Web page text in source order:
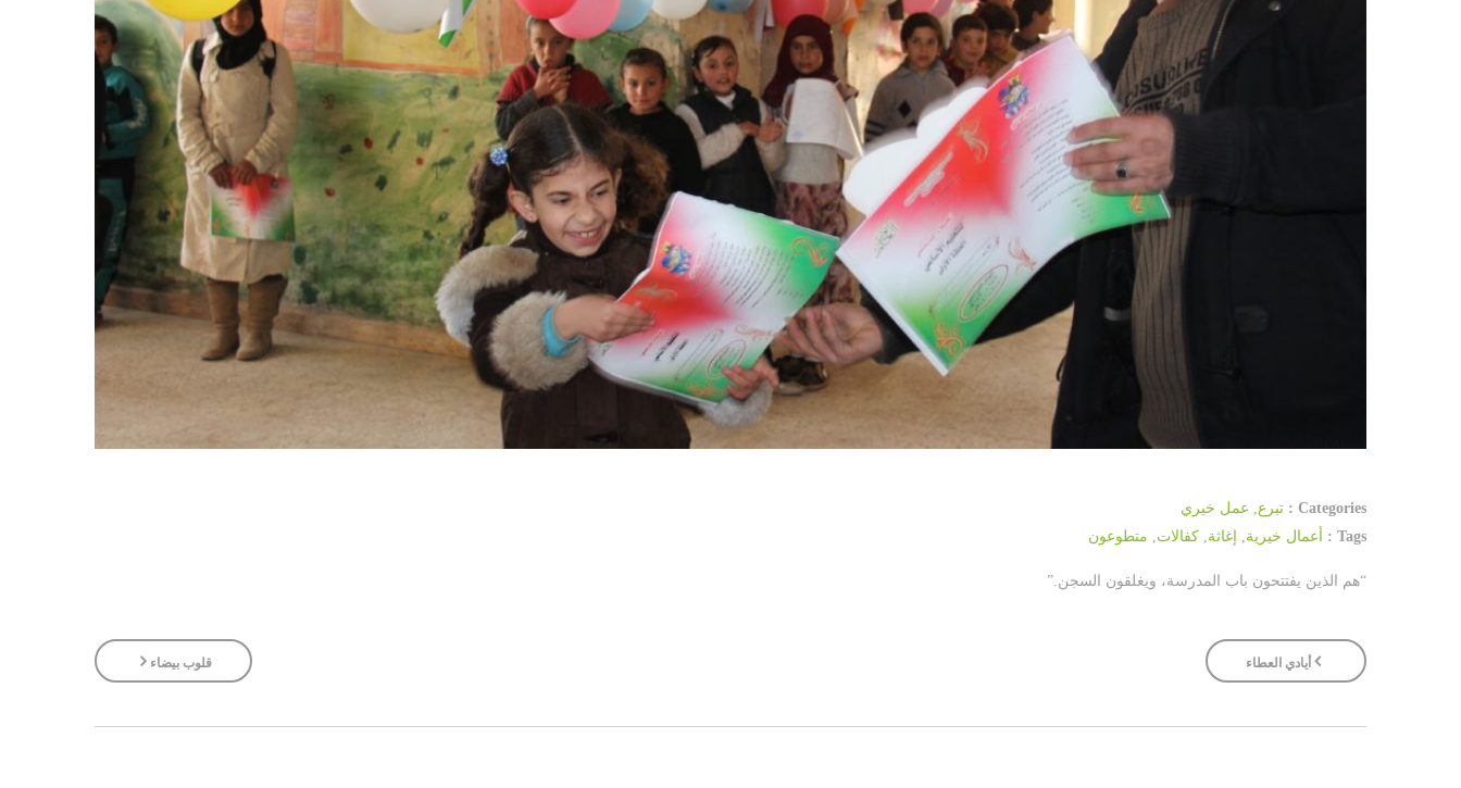
Categories : تبرع
عمل خيري
Tags :
أعمال خيرية إغاثة كفالات متطوعون
“هم الذين يفتتحون باب المدرسة، ويغلقون السجن.”
أيادي العطاء قلوب بيضاء